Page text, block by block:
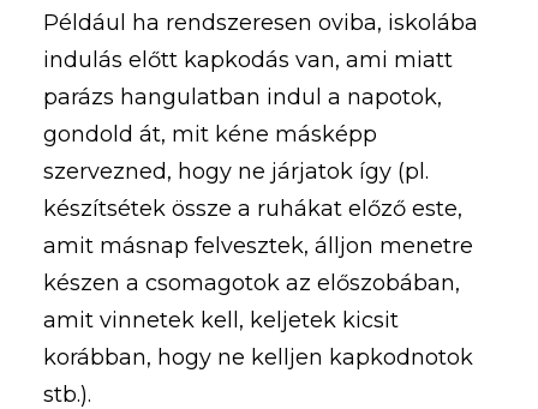
Például ha rendszeresen oviba, iskolába
indulás előtt kapkodás van, ami miatt
parázs hangulatban indul a napotok,
gondold át, mit kéne másképp
szervezned, hogy ne járjatok így (pl.
készítsétek össze a ruhákat előző este,
amit másnap felvesztek, álljon menetre
készen a csomagotok az előszobában,
amit vinnetek kell, keljetek kicsit
korábban, hogy ne kelljen kapkodnotok
stb.).